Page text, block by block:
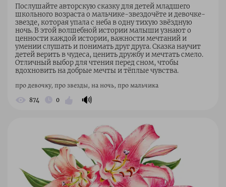
Послушайте авторскую сказку для детей младшего
школьного возраста о мальчике-звездочёте и девочке-
звезде, которая упала с неба в одну тихую звёздную
ночь. В этой волшебной истории малыши узнают о
ценности каждой истории, важности мечтаний и
умении слушать и понимать друг друга. Сказка научит
детей верить в чудеса, ценить дружбу и мечтать смело.
Отличный выбор для чтения перед сном, чтобы
вдохновить на добрые мечты и тёплые чувства.
про девочку, про звезды, на ночь, про мальчика
874 0 🔊